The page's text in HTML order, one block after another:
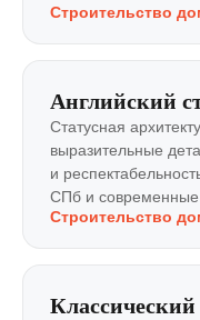
Строительство
Английский
Статусная
выразительные
и
СПб и современные
Строительство
Классический